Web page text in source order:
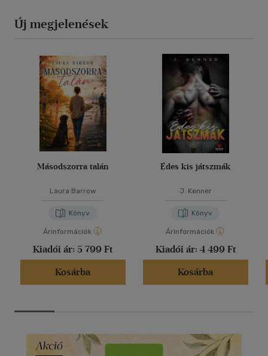
Új megjelenések
Másodszorra talán
Laura Barrow
Könyv
Árinformációk
Kiadói ár: 5 799 Ft
Kosárba
Édes kis játszmák
J. Kenner
Könyv
Árinformációk
Kiadói ár: 4 499 Ft
Kosárba